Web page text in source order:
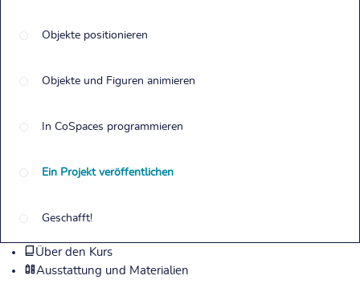
Objekte positionieren
Objekte und Figuren animieren
In CoSpaces programmieren
Ein Projekt veröffentlichen
Geschafft!
Über den Kurs
Ausstattung und Materialien